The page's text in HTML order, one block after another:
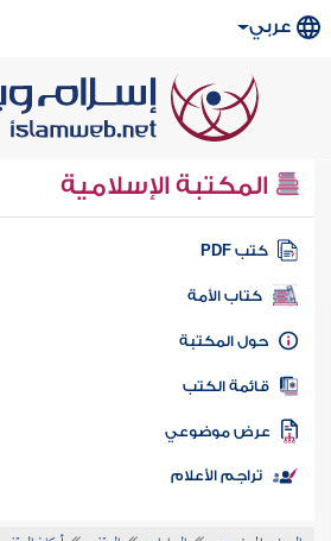
عربي
المكتبة الإسلامية
كتب PDF
كتاب الأمة
المكتبة
الكتب
موضوعي